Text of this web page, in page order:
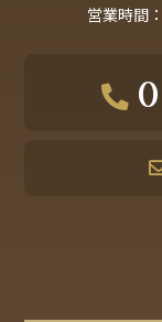
営業時間